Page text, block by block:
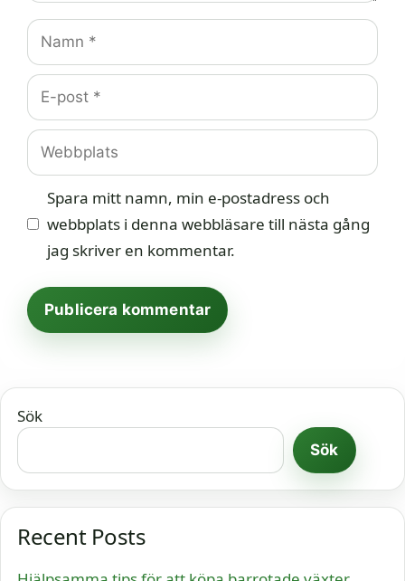
Namn
E-
post
Webbplats
Spara mitt namn, min e-postadress och
webbplats i denna webbläsare till nästa gång
jag skriver en kommentar.
Sök
Sök
Recent Posts